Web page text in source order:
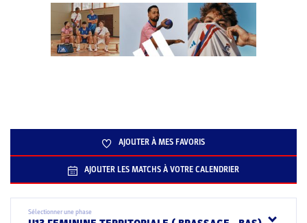
AJOUTER À MES FAVORIS
AJOUTER LES MATCHS À VOTRE CALENDRIER
Sélectionner une phase